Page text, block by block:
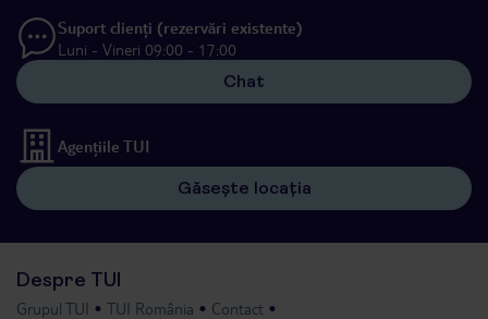
Suport clienți (rezervări existente)
Luni - Vineri 09:00 - 17:00
Chat
Agențiile TUI
Găsește locația
Despre TUI
Grupul TUI TUI România
Contact